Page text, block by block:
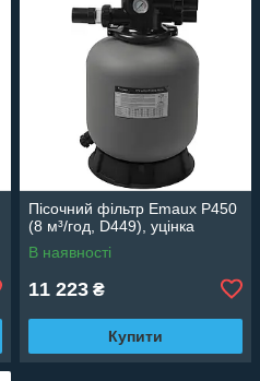
Пісочний фільтр Emaux P450
(8 м³/год, D449), уцінка
В наявності
11 223 ₴
Купити